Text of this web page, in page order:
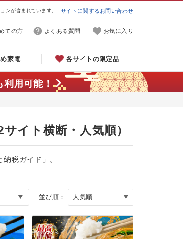
ンが含まれています。 サイトに関するお問い合わせ
ての方 よくある質問 お気に入り
家電 各サイトの限定品
用可能！
イト横断・人気順）
税ガイド」。
並び順：